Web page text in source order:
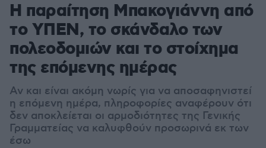
Η παραίτηση Μπακογιάννη από
το ΥΠΕΝ, το σκάνδαλο των
πολεοδομιών και το στοίχημα
της επόμενης ημέρας
Αν και είναι ακόμη νωρίς για να αποσαφηνιστεί
η επόμενη ημέρα, πληροφορίες αναφέρουν ότι
δεν αποκλείεται οι αρμοδιότητες της Γενικής
Γραμματείας να καλυφθούν προσωρινά εκ των
έσω